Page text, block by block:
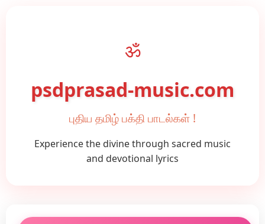
ॐ
psdprasad-music.com
புதிய தமிழ் பக்தி பாடல்கள் !
Experience the divine through sacred music
and devotional lyrics